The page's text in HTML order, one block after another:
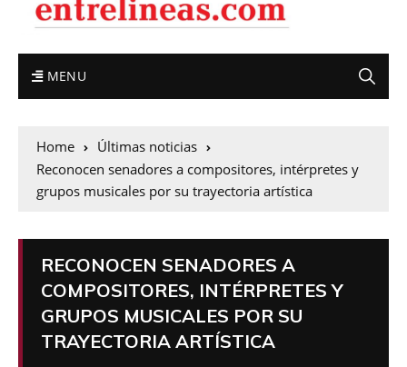
MENU
Home
Últimas noticias
Reconocen senadores a compositores, intérpretes y
grupos musicales por su trayectoria artística
RECONOCEN SENADORES A
COMPOSITORES, INTÉRPRETES Y
GRUPOS MUSICALES POR SU
TRAYECTORIA ARTÍSTICA